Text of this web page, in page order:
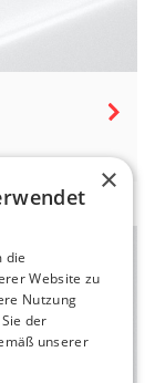
×
die
Website zu
Nutzung
der
unserer